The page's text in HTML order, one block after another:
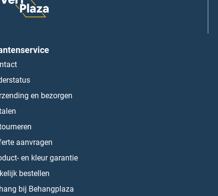
en bezorgen
aanvragen
en kleur garantie
bestellen
bij Behangplaza